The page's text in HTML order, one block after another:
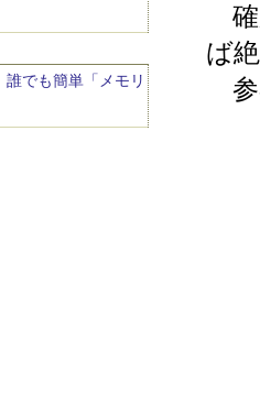
誰でも簡単「メモリ
確
ば
参